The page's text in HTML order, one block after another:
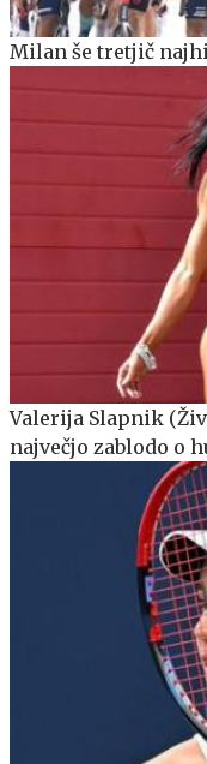
Milan še tretjič
Valerija Slapnik
največjo zablodo o